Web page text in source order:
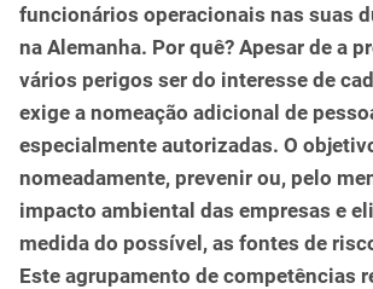
funcionários operacionais nas suas
na Alemanha. Por quê? Apesar de a
vários perigos ser do interesse de
exige a nomeação adicional de
especialmente autorizadas. O
nomeadamente, prevenir ou, pelo
impacto ambiental das empresas e
medida do possível, as fontes de
Este agrupamento de competências